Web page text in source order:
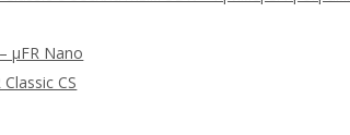
μFR Nano
CS